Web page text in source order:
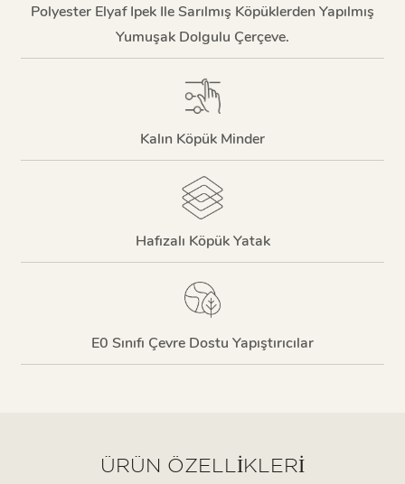
Polyester Elyaf Ipek Ile Sarılmış Köpüklerden Yapılmış
Yumuşak Dolgulu Çerçeve.
Kalın Köpük Minder
Hafızalı Köpük Yatak
E0 Sınıfı Çevre Dostu Yapıştırıcılar
ÜRÜN ÖZELLIKLERI